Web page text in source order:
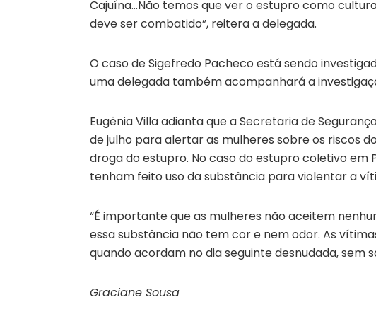
Cajuína…Não temos que ver o estupro como
deve ser combatido”, reitera a delegada.
O caso de Sigefredo Pacheco está sendo
uma delegada também acompanhará a
Eugênia Villa adianta que a Secretaria de
de julho para alertar as mulheres sobre os riscos
droga do estupro. No caso do estupro coletivo em
tenham feito uso da substância para violentar a
“É importante que as mulheres não aceitem
essa substância não tem cor e nem odor. As
quando acordam no dia seguinte desnudada, sem
Graciane Sousa